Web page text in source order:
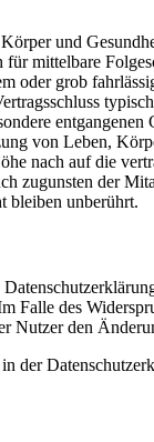
und
mittelbare
oder grob
entgangenen
von Leben,
nach auf die
zugunsten der
bleiben unberührt.
Falle des
Nutzer den
der